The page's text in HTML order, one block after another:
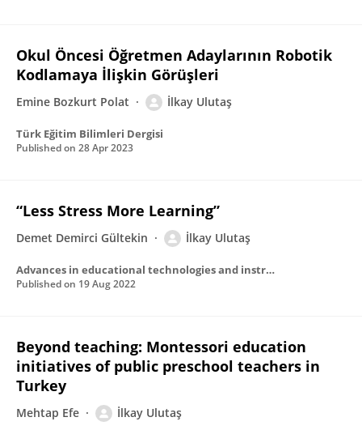
Okul Öncesi Öğretmen Adaylarının Robotik
Kodlamaya İlişkin Görüşleri
Emine Bozkurt Polat İlkay Ulutaş
Türk Eğitim Bilimleri Dergisi
Published on 28 Apr 2023
“Less Stress More Learning”
Demet Demirci Gültekin İlkay Ulutaş
Advances in educational technologies and instructional design book series
Published on 19 Aug 2022
Beyond teaching: Montessori education
initiatives of public preschool teachers in
Turkey
Mehtap Efe İlkay Ulutaş